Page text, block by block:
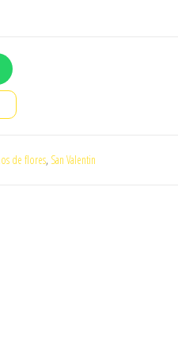
de flores, San Valentin